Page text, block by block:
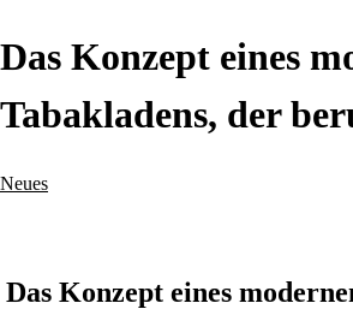
Das Konzept eines
Tabakladens, der
Neues
Das Konzept eines